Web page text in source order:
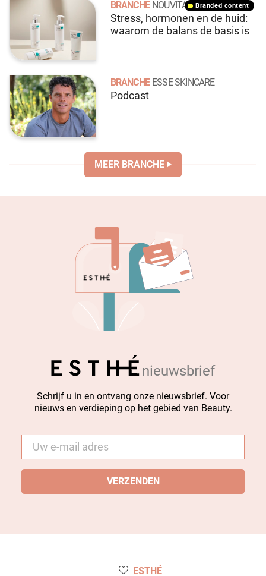
branded content
BRANCHE NOUVITAL
Stress, hormonen en de huid:
waarom de balans de basis is
BRANCHE ESSE SKINCARE
Podcast
MEER BRANCHE
nieuwsbrief
Schrijf u in en ontvang onze nieuwsbrief. Voor
nieuws en verdieping op het gebied van Beauty.
mail *
ESTHÉ